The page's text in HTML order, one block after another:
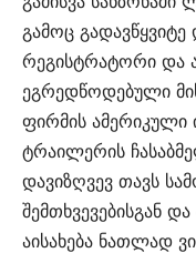
გამოც გადავწყვიტე
რეგისტრატორი და
ეგრედწოდებული
ფირმის ამერიკული
ტრაილერის
დავიზღვევ თავს
შემთხვევებისგან
აისახება ნათლად